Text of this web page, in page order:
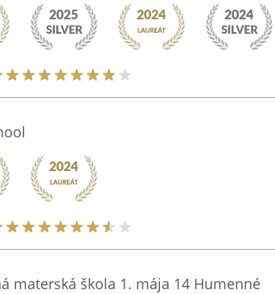
materská škola 1. mája 14 Humenné